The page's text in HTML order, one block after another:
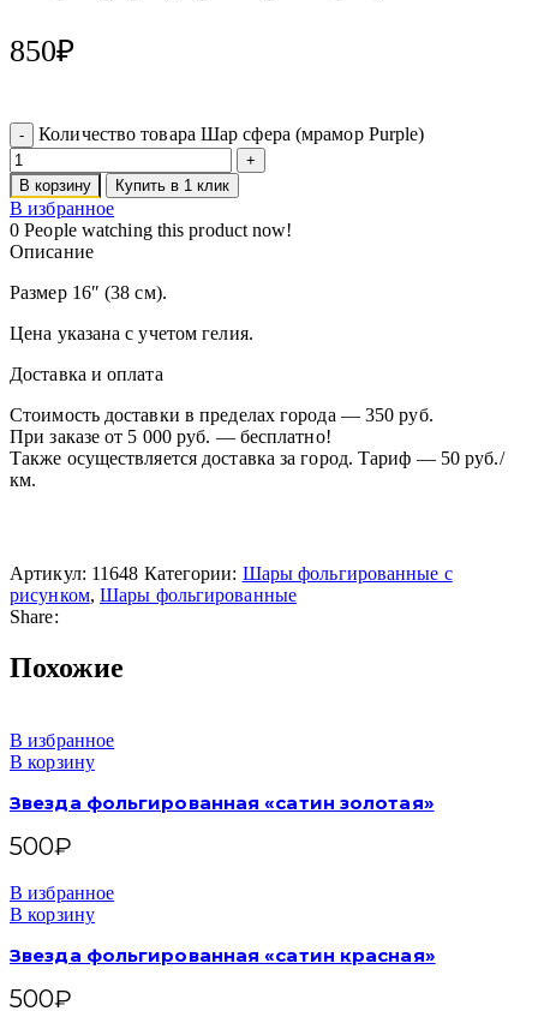
850₽
Количество товара Шар сфера (мрамор Purple)
В корзину Купить в 1 клик
В избранное
0 People watching this product now!
Описание
Размер 16″ (38 см).
Цена указана с учетом гелия.
Доставка и оплата
Стоимость доставки в пределах города — 350 руб.
При заказе от 5 000 руб. — бесплатно!
Также осуществляется доставка за город. Тариф — 50 руб./
км.
Артикул: 11648 Категории: Шары фольгированные с
рисунком, Шары фольгированные
Share:
Похожие
В избранное
В корзину
Звезда фольгированная «сатин золотая»
500₽
В избранное
В корзину
Звезда фольгированная «сатин красная»
500₽